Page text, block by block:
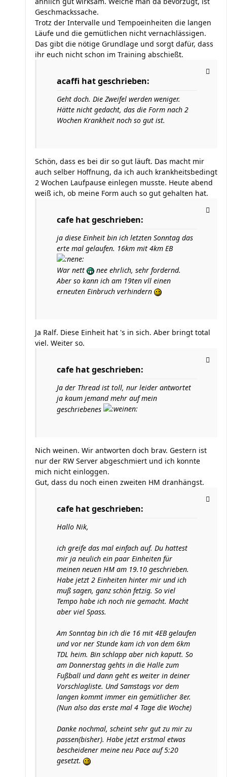
Geschmackssache.
Trotz der Intervalle und Tempoeinheiten die langen
Läufe und die gemütlichen nicht vernachlässigen.
Das gibt die nötige Grundlage und sorgt dafür, dass
ihr euch nicht schon im Training abschießt.
acaffi hat geschrieben:
Geht doch. Die Zweifel werden weniger.
Hätte nicht gedacht, das die Form nach 2
Wochen Krankheit noch so gut ist.
Schön, dass es bei dir so gut läuft. Das macht mir
auch selber Hoffnung, da ich auch krankheitsbedingt
2 Wochen Laufpause einlegen musste. Heute abend
weiß ich, ob meine Form auch so gut gehalten hat.
cafe hat geschrieben:
ja diese Einheit bin ich letzten Sonntag das
erte mal gelaufen. 16km mit 4km EB
War nett
nee ehrlich, sehr fordernd.
Aber so kann ich am 19ten vll einen
erneuten Einbruch verhindern
Ja Ralf. Diese Einheit hat 's in sich. Aber bringt total
viel. Weiter so.
cafe hat geschrieben:
Ja der Thread ist toll, nur leider antwortet
ja kaum jemand mehr auf mein
geschriebenes
Nich weinen. Wir antworten doch brav. Gestern ist
nur der RW Server abgeschmiert und ich konnte
mich nicht einloggen.
Gut, dass du noch einen zweiten HM dranhängst.
cafe hat geschrieben:
Hallo Nik,
ich greife das mal einfach auf. Du hattest
mir ja neulich ein paar Einheiten für
meinen neuen HM am 19.10 geschrieben.
Habe jetzt 2 Einheiten hinter mir und ich
muß sagen, ganz schön fetzig. So viel
Tempo habe ich noch nie gemacht. Macht
aber viel Spass.
Am Sonntag bin ich die 16 mit 4EB gelaufen
und vor ner Stunde kam ich von dem 6km
TDL heim. Bin schlapp aber nich kaputt. So
am Donnerstag gehts in die Halle zum
Fußball und dann geht es weiter in deiner
Vorschlagliste. Und Samstags vor dem
langen kommt immer ein gemütlicher 8er.
(Nun also das erste mal 4 Tage die Woche)
Danke nochmal, scheint sehr gut zu mir zu
passen(bisher). Habe jetzt erstmal etwas
bescheidener meine neu Pace auf 5:20
gesetzt.